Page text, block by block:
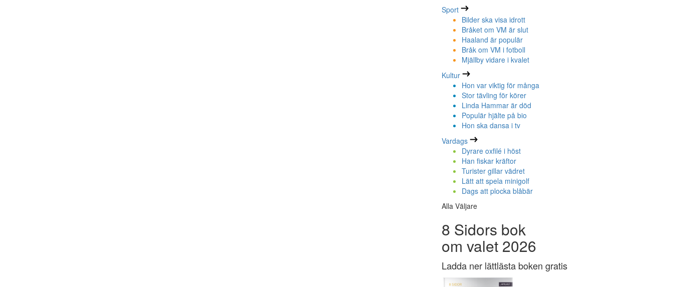
Sport
Bilder ska visa idrott
Bråket om VM är slut
Haaland är populär
Bråk om VM i fotboll
Mjällby vidare i kvalet
Kultur
Hon var viktig för många
Stor tävling för körer
Linda Hammar är död
Populär hjälte på bio
Hon ska dansa i tv
Vardags
Dyrare oxfilé i höst
Han fiskar kräftor
Turister gillar vädret
Lätt att spela minigolf
Dags att plocka blåbär
Alla Väljare
8 Sidors bok
om valet 2026
Ladda ner lättlästa boken gratis